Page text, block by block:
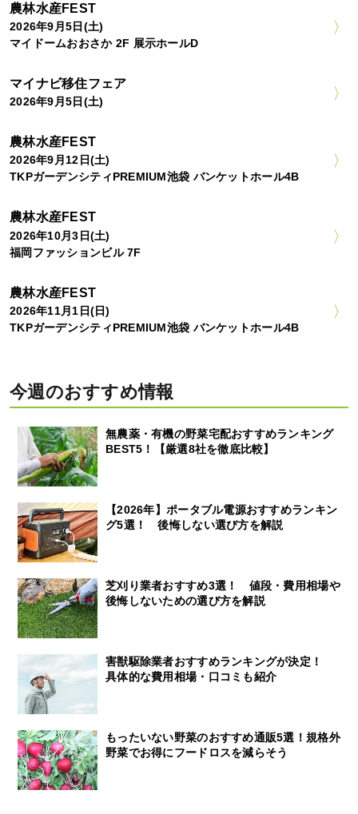
農林水産FEST
2026年9月5日(土)
マイドームおおさか 2F 展示ホールD
マイナビ移住フェア
2026年9月5日(土)
農林水産FEST
2026年9月12日(土)
TKPガーデンシティPREMIUM池袋 バンケットホール4B
農林水産FEST
2026年10月3日(土)
福岡ファッションビル 7F
農林水産FEST
2026年11月1日(日)
TKPガーデンシティPREMIUM池袋 バンケットホール4B
今週のおすすめ情報
無農薬・有機の野菜宅配おすすめランキング
BEST5！【厳選8社を徹底比較】
【2026年】ポータブル電源おすすめランキン
グ5選！ 後悔しない選び方を解説
芝刈り業者おすすめ3選！ 値段・費用相場や
後悔しないための選び方を解説
害獣駆除業者おすすめランキングが決定！
具体的な費用相場・口コミも紹介
もったいない野菜のおすすめ通販5選！規格外
野菜でお得にフードロスを減らそう